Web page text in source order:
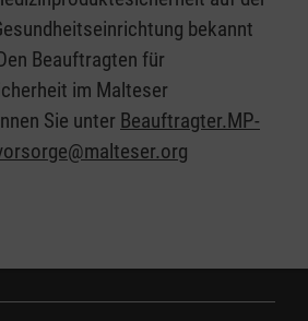
bekannt
Beauftragten für
im Malteser
Sie unter Beauftragter.MP-